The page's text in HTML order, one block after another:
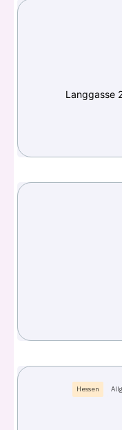
سجل
Langgasse
Hessen